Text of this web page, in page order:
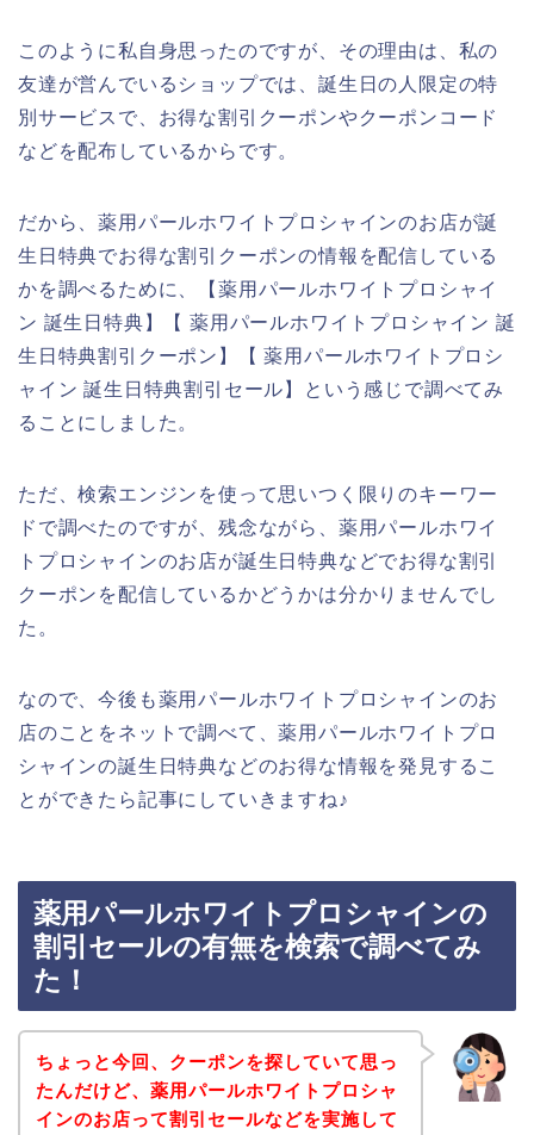
このように私自身思ったのですが、その理由は、私の
友達が営んでいるショップでは、誕生日の人限定の特
別サービスで、お得な割引クーポンやクーポンコード
などを配布しているからです。
だから、薬用パールホワイトプロシャインのお店が誕
生日特典でお得な割引クーポンの情報を配信している
かを調べるために、【薬用パールホワイトプロシャイ
ン 誕生日特典】【 薬用パールホワイトプロシャイン 誕
生日特典割引クーポン】【 薬用パールホワイトプロシ
ャイン 誕生日特典割引セール】という感じで調べてみ
ることにしました。
ただ、検索エンジンを使って思いつく限りのキーワー
ドで調べたのですが、残念ながら、薬用パールホワイ
トプロシャインのお店が誕生日特典などでお得な割引
クーポンを配信しているかどうかは分かりませんでし
た。
なので、今後も薬用パールホワイトプロシャインのお
店のことをネットで調べて、薬用パールホワイトプロ
シャインの誕生日特典などのお得な情報を発見するこ
とができたら記事にしていきますね♪
薬用パールホワイトプロシャインの
割引セールの有無を検索で調べてみ
た！
ちょっと今回、クーポンを探していて思っ
たんだけど、薬用パールホワイトプロシャ
インのお店って割引セールなどを実施して